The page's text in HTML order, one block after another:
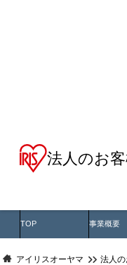
法人のお
TOP 事業概要
アイリスオーヤマ 法人